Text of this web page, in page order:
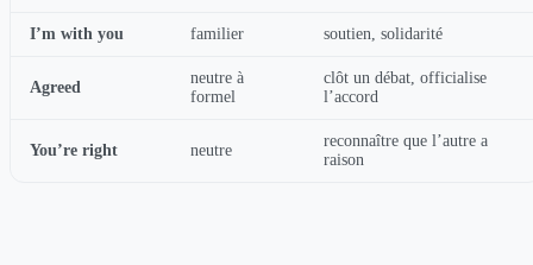
I’m with you familier soutien, solidarité
Agreed
neutre à
formel
clôt un débat, officialise
l’accord
You’re right neutre
reconnaître que l’autre a
raison